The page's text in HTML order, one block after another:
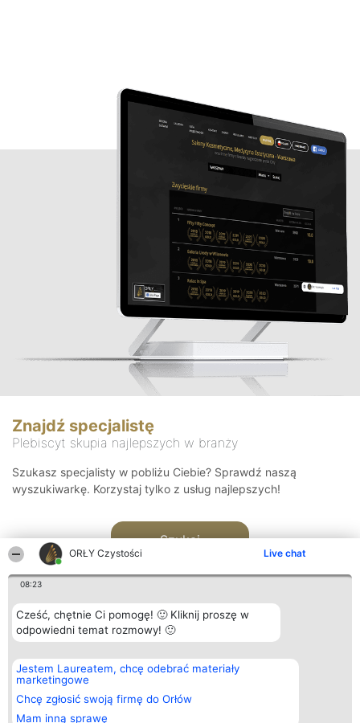
ORŁY Czystości Live chat
08:23
Cześć, chętnie Ci pomogę! 🙂 Kliknij proszę w
odpowiedni temat rozmowy! 🙂
Jestem Laureatem, chcę odebrać materiały
marketingowe
Chcę zgłosić swoją firmę do Orłów
Mam inną sprawę
Znajdź specjalistę
Plebiscyt skupia najlepszych w branży
Szukasz specjalisty w pobliżu Ciebie? Sprawdź naszą
wyszukiwarkę. Korzystaj tylko z usług najlepszych!
Szukaj
Organizator plebiscytu
Bright Side Solutions sp. z o.
o. sp. k.
ul. Ruska 22
Wrocław 50-079
KRS 0000749100 | Regon
Plebiscyt
Laureaci
wszystkich
Laureatów
Kontakt
Kontakt